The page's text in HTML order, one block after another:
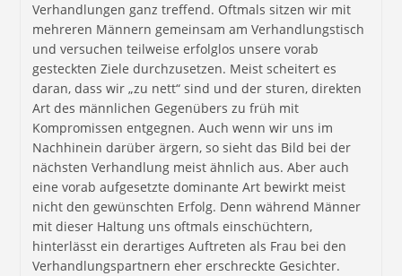
Verhandlungen ganz treffend. Oftmals sitzen wir mit
mehreren Männern gemeinsam am Verhandlungstisch
und versuchen teilweise erfolglos unsere vorab
gesteckten Ziele durchzusetzen. Meist scheitert es
daran, dass wir „zu nett“ sind und der sturen, direkten
Art des männlichen Gegenübers zu früh mit
Kompromissen entgegnen. Auch wenn wir uns im
Nachhinein darüber ärgern, so sieht das Bild bei der
nächsten Verhandlung meist ähnlich aus. Aber auch
eine vorab aufgesetzte dominante Art bewirkt meist
nicht den gewünschten Erfolg. Denn während Männer
mit dieser Haltung uns oftmals einschüchtern,
hinterlässt ein derartiges Auftreten als Frau bei den
Verhandlungspartnern eher erschreckte Gesichter.